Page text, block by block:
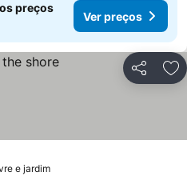
preços
Ver preços
Partilhar
e jardim